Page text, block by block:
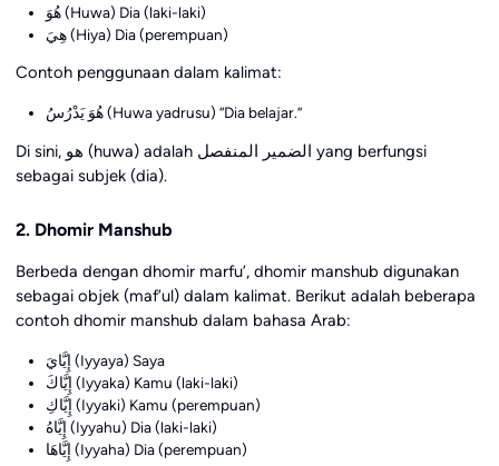
هُوَ (Huwa) Dia (laki-laki)
هِيَ (Hiya) Dia (perempuan)
Contoh penggunaan dalam kalimat:
هُوَ يَدْرُسُ (Huwa yadrusu) “Dia belajar.”
Di sini, هو (huwa) adalah الضمير المنفصل yang berfungsi
sebagai subjek (dia).
2. Dhomir Manshub
Berbeda dengan dhomir marfu’, dhomir manshub digunakan
sebagai objek (maf’ul) dalam kalimat. Berikut adalah beberapa
contoh dhomir manshub dalam bahasa Arab:
إِيَّايَ (Iyyaya) Saya
إِيَّاكَ (Iyyaka) Kamu (laki-laki)
إِيَّاكِ (Iyyaki) Kamu (perempuan)
إِيَّاهُ (Iyyahu) Dia (laki-laki)
إِيَّاهَا (Iyyaha) Dia (perempuan)